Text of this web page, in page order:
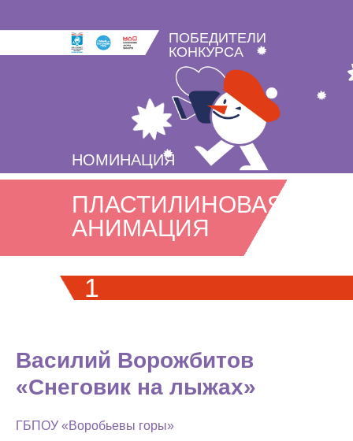
ПЛАСТИЛИНОВАЯ
АНИМАЦИЯ
ПОБЕДИТЕЛИ
КОНКУРСА
НОМИНАЦИЯ
1
Василий Ворожбитов
«Снеговик на лыжах»
ГБПОУ «Воробьевы горы»